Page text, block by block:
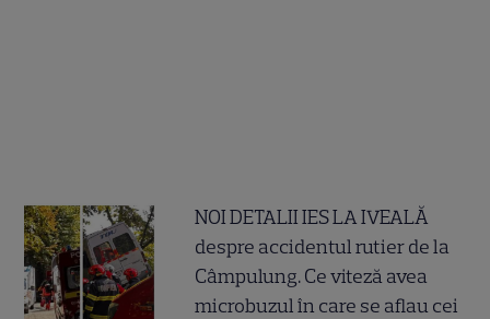
NOI DETALII IES LA IVEALĂ
despre accidentul rutier de la
Câmpulung. Ce viteză avea
microbuzul în care se aflau cei